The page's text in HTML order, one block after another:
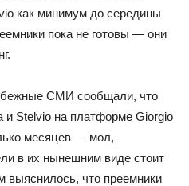
как минимум до середины
пока не готовы — они
СМИ сообщали, что
Stelvio на платформе Giorgio
месяцев — мол,
в их нынешним виде стоит
выяснилось, что преемники